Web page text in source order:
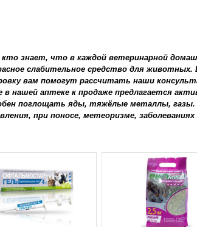
знает, что в каждой ветеринарной
слабительное средство для
вам помогут рассчитать наши
в нашей аптеке к продаже предлагается
поглощать яды, тяжёлые металлы,
при поносе, метеоризме,